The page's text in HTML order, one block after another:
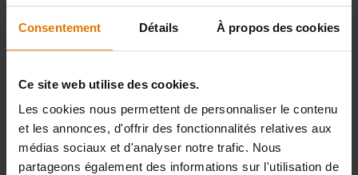
Consentement Détails À propos des cookies
Ce site web utilise des cookies.
Les cookies nous permettent de personnaliser le contenu
et les annonces, d'offrir des fonctionnalités relatives aux
médias sociaux et d'analyser notre trafic. Nous
partageons également des informations sur l'utilisation de
Préparons-nous
Accessoires
recommandés